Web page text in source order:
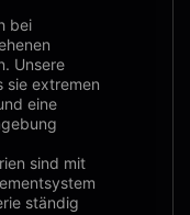
bei
Unsere
sie extremen
eine
sind mit
ständig